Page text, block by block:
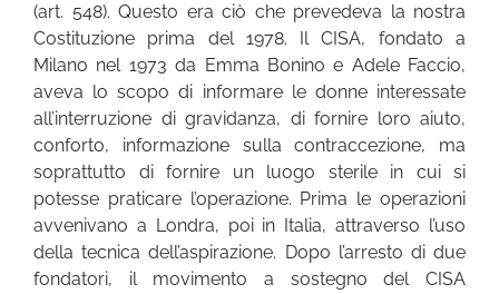
(art. 548). Questo era ciò che prevedeva la nostra
Costituzione prima del 1978. Il CISA, fondato a
Milano nel 1973 da Emma Bonino e Adele Faccio,
aveva lo scopo di informare le donne interessate
all’interruzione di gravidanza, di fornire loro aiuto,
conforto, informazione sulla contraccezione, ma
soprattutto di fornire un luogo sterile in cui si
potesse praticare l’operazione. Prima le operazioni
avvenivano a Londra, poi in Italia, attraverso l’uso
della tecnica dell’aspirazione. Dopo l’arresto di due
fondatori, il movimento a sostegno del CISA